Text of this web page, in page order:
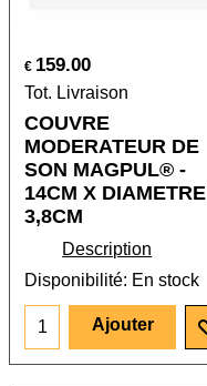
€ 159.00
Tot. Livraison
COUVRE
MODERATEUR DE
SON MAGPUL® -
14CM X DIAMETRE
3,8CM
Description
Disponibilité: En stock
Ajouter